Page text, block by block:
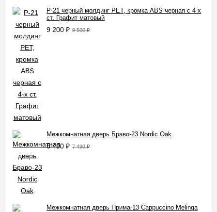
P-21 черный молдинг PET, кромка ABS черная c 4-х
ст. Графит матовый
9 200 ₽ 9 500₽
Межкомнатная дверь Браво-23 Nordic Oak
6 490 ₽ 7 490₽
Межкомнатная дверь Прима-13 Cappuccino Melinga